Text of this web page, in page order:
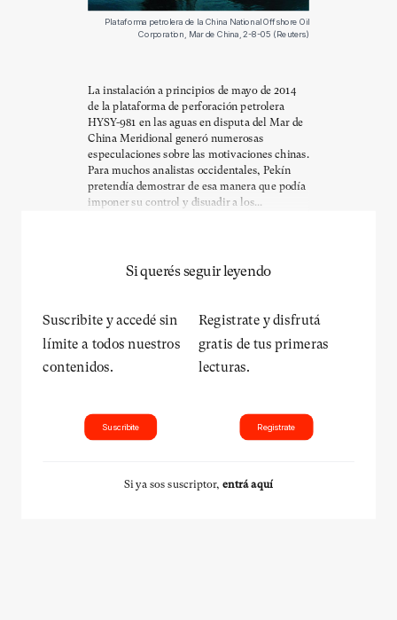
Plataforma petrolera de la China National Offshore Oil
Corporation, Mar de China, 2-8-05 (Reuters)
La instalación a principios de mayo de 2014
de la plataforma de perforación petrolera
HYSY-981 en las aguas en disputa del Mar de
China Meridional generó numerosas
especulaciones sobre las motivaciones chinas.
Para muchos analistas occidentales, Pekín
pretendía demostrar de esa manera que podía
imponer su control y disuadir a los...
Si querés seguir leyendo
Suscribite y accedé sin
límite a todos nuestros
contenidos.
Suscribite
Registrate y disfrutá
gratis de tus primeras
lecturas.
Registrate
Si ya sos suscriptor, entrá aquí